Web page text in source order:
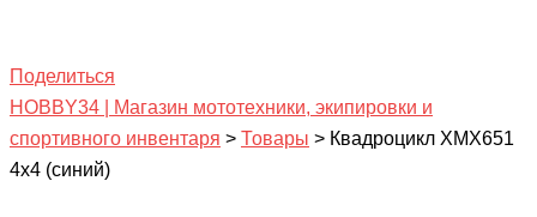
Поделиться
HOBBY34 | Магазин мототехники, экипировки и
спортивного инвентаря > Товары > Квадроцикл ХМХ651
4х4 (синий)